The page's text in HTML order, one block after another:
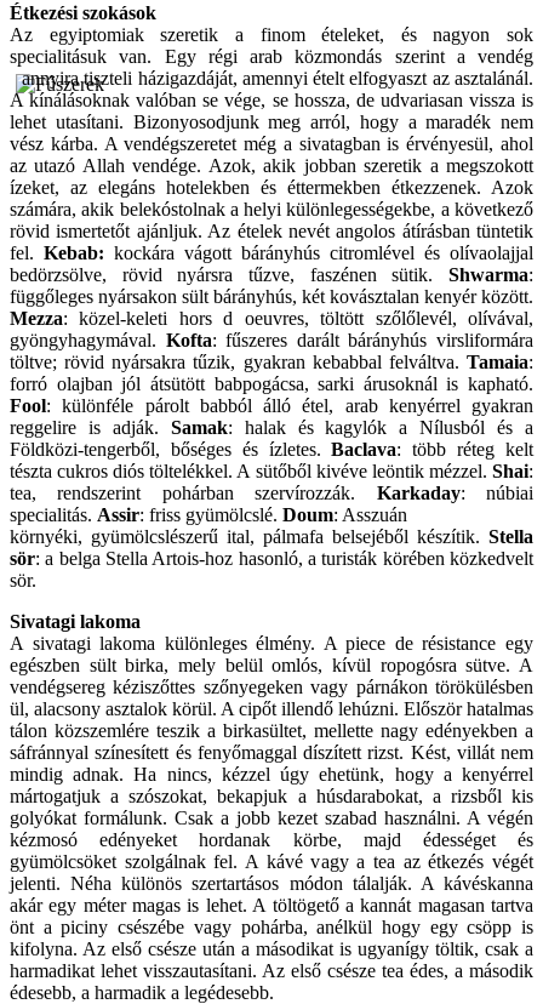
Étkezési szokások
Az egyiptomiak szeretik a finom ételeket, és nagyon sok
specialitásuk van. Egy régi arab közmondás szerint a vendég
annyira tiszteli házigazdáját, amennyi ételt elfogyaszt az asztalánál.
A kínálásoknak valóban se vége, se hossza, de udvariasan vissza is
lehet utasítani. Bizonyosodjunk meg arról, hogy a maradék nem
vész kárba. A vendégszeretet még a sivatagban is érvényesül, ahol
az utazó Allah vendége. Azok, akik jobban szeretik a megszokott
ízeket, az elegáns hotelekben és éttermekben étkezzenek. Azok
számára, akik belekóstolnak a helyi különlegességekbe, a következő
rövid ismertetőt ajánljuk. Az ételek nevét angolos átírásban tüntetik
fel. Kebab: kockára vágott bárányhús citromlével és olívaolajjal
bedörzsölve, rövid nyársra tűzve, faszénen sütik. Shwarma:
függőleges nyársakon sült bárányhús, két kovásztalan kenyér között.
Mezza: közel-keleti hors d oeuvres, töltött szőlőlevél, olívával,
gyöngyhagymával. Kofta: fűszeres darált bárányhús virsliformára
töltve; rövid nyársakra tűzik, gyakran kebabbal felváltva. Tamaia:
forró olajban jól átsütött babpogácsa, sarki árusoknál is kapható.
Fool: különféle párolt babból álló étel, arab kenyérrel gyakran
reggelire is adják. Samak: halak és kagylók a Nílusból és a
Földközi-tengerből, bőséges és ízletes.Baclava: több réteg kelt
tészta cukros diós töltelékkel. A sütőből kivéve leöntik mézzel. Shai:
tea, rendszerint pohárban szervírozzák. Karkaday: núbiai
specialitás. Assir: friss gyümölcslé. Doum: Asszuán
környéki, gyümölcslészerű ital, pálmafa belsejéből készítik. Stella
sör: a belga Stella Artois-hoz hasonló, a turisták körében közkedvelt
sör.
Sivatagi lakoma
A sivatagi lakoma különleges élmény. A piece de résistance egy
egészben sült birka, mely belül omlós, kívül ropogósra sütve. A
vendégsereg kéziszőttes szőnyegeken vagy párnákon törökülésben
ül, alacsony asztalok körül. A cipőt illendő lehúzni. Először hatalmas
tálon közszemlére teszik a birkasültet, mellette nagy edényekben a
sáfránnyal színesített és fenyőmaggal díszített rizst. Kést, villát nem
mindig adnak. Ha nincs, kézzel úgy ehetünk, hogy a kenyérrel
mártogatjuk a szószokat, bekapjuk a húsdarabokat, a rizsből kis
golyókat formálunk. Csak a jobb kezet szabad használni. A végén
kézmosó edényeket hordanak körbe, majd édességet és
gyümölcsöket szolgálnak fel. A kávé vagy a tea az étkezés végét
jelenti. Néha különös szertartásos módon tálalják. A kávéskanna
akár egy méter magas is lehet. A töltögető a kannát magasan tartva
önt a piciny csészébe vagy pohárba, anélkül hogy egy csöpp is
kifolyna. Az első csésze után a másodikat is ugyanígy töltik, csak a
harmadikat lehet visszautasítani. Az első csésze tea édes, a második
édesebb, a harmadik a legédesebb.